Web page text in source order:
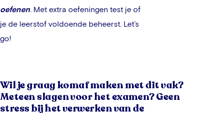
oefenen. Met extra oefeningen test je of
je de leerstof voldoende beheerst. Let’s
go!
Wil je graag komaf maken met dit vak?
Meteen slagen voor het examen? Geen
stress bij het verwerken van de